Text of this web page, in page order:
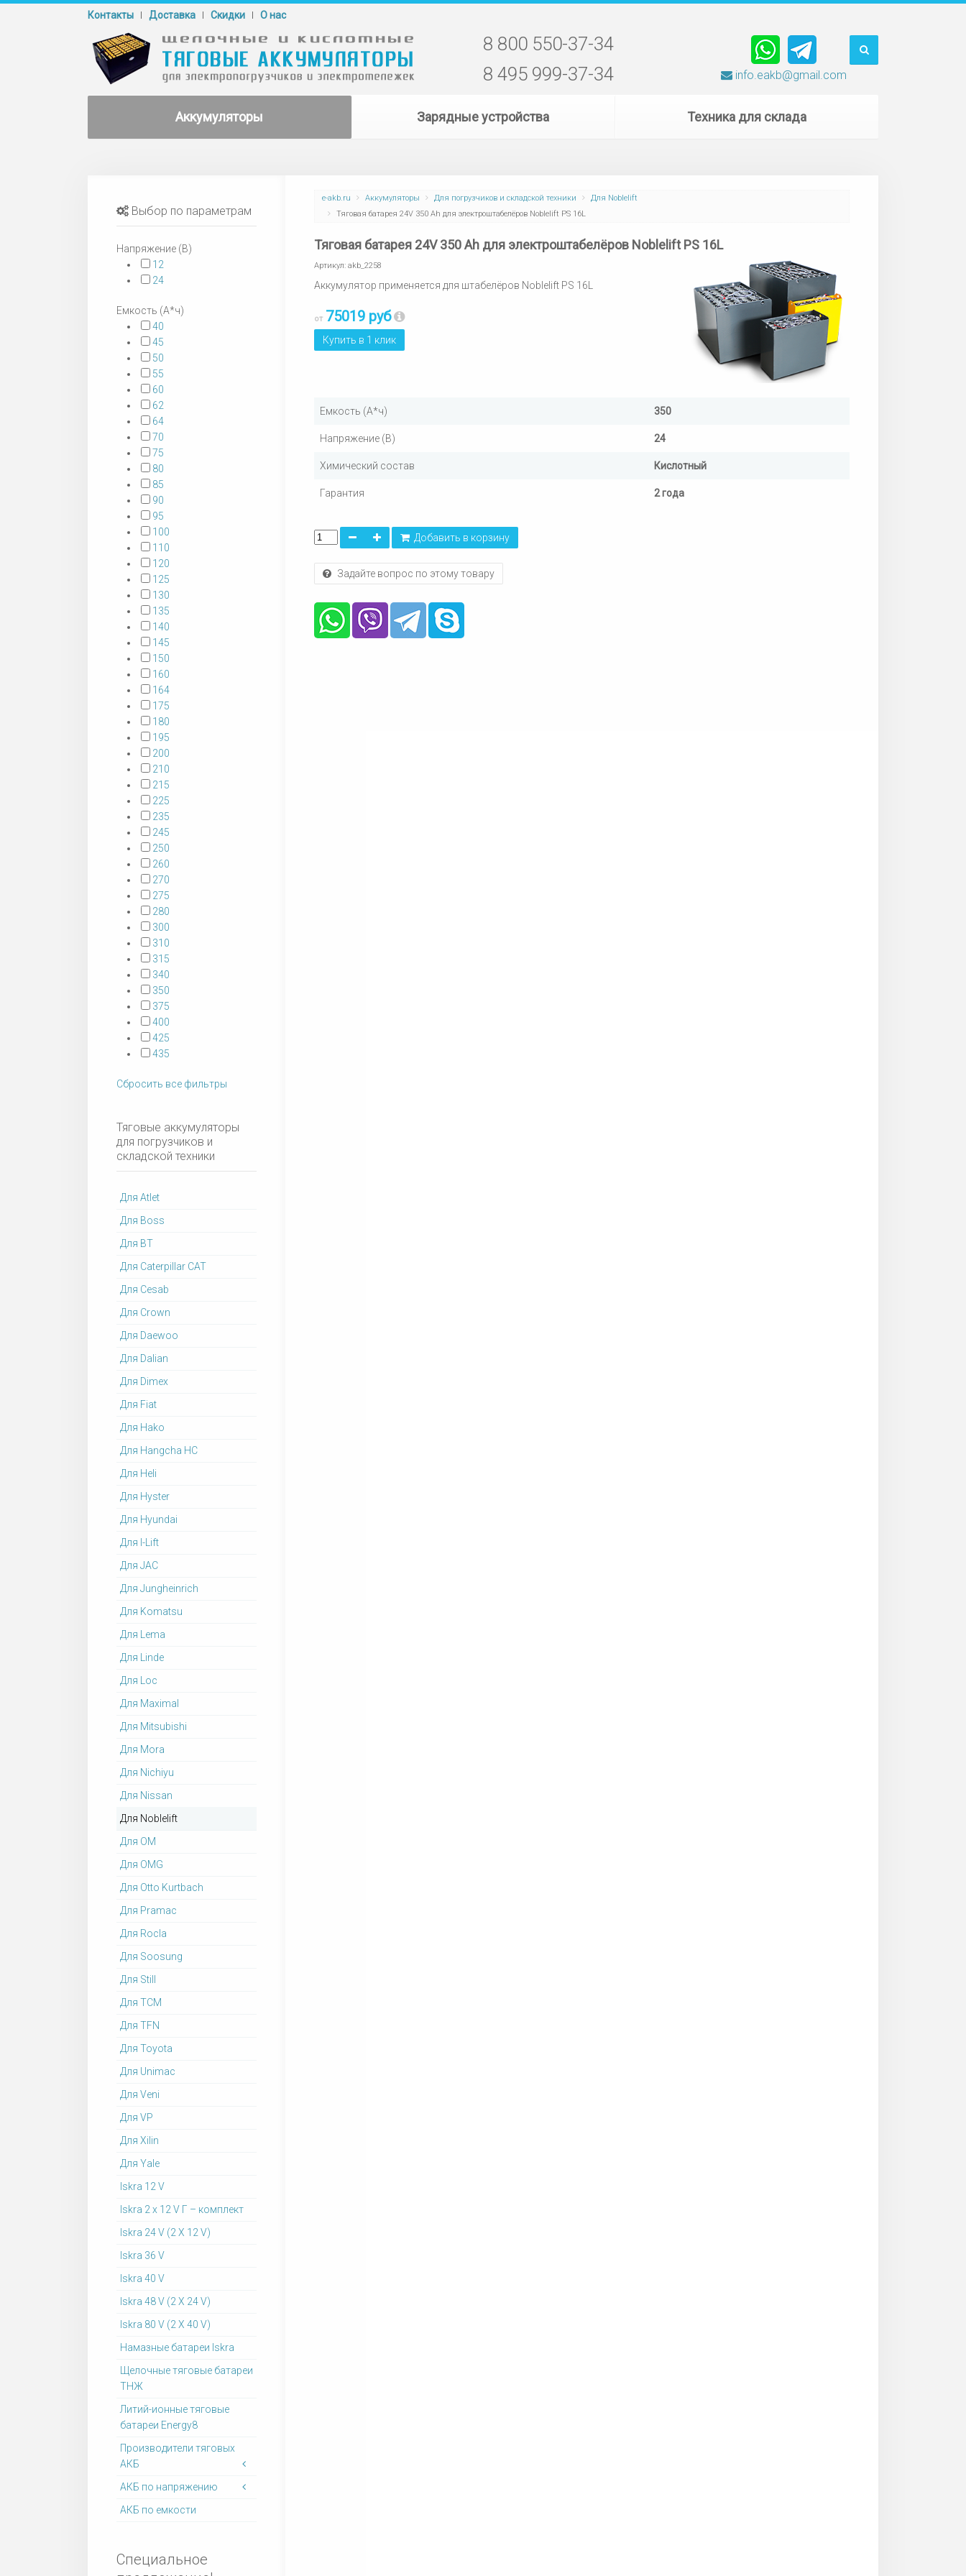
Контакты Доставка Cкидки О нас
8 800 550-37-34
8 495 999-37-34
info.eakb@gmail.com
Аккумуляторы Зарядные устройства Техника для склада
e-akb.ru Аккумуляторы Для погрузчиков и складской техники
Для Noblelift
Тяговая батарея 24V 350 Ah для электроштабелёров Noblelift PS 16L
Тяговая батарея 24V 350 Ah для электроштабелёров Noblelift PS 16L
Артикул: akb_2258
Аккумулятор применяется для штабелёров Noblelift PS 16L
от 75019 руб
Купить в 1 клик
Емкость (А*ч) 350
Напряжение (В) 24
Химический состав Кислотный
Гарантия 2 года
Добавить в корзину
Задайте вопрос по этому товару
Выбор по параметрам
Напряжение (В)
12
24
Емкость (А*ч)
40
45
50
55
60
62
64
70
75
80
85
90
95
100
110
120
125
130
135
140
145
150
160
164
175
180
195
200
210
215
225
235
245
250
260
270
275
280
300
310
315
340
350
375
400
425
435
Сбросить все фильтры
Тяговые аккумуляторы
для погрузчиков и
складской техники
Для Atlet
Для Boss
Для BT
Для Caterpillar CAT
Для Cesab
Для Crown
Для Daewoo
Для Dalian
Для Dimex
Для Fiat
Для Hako
Для Hangcha HC
Для Heli
Для Hyster
Для Hyundai
Для I-Lift
Для JAC
Для Jungheinrich
Для Komatsu
Для Lema
Для Linde
Для Loc
Для Maximal
Для Mitsubishi
Для Mora
Для Nichiyu
Для Nissan
Для Noblelift
Для OM
Для OMG
Для Otto Kurtbach
Для Pramac
Для Rocla
Для Soosung
Для Still
Для TCM
Для TFN
Для Toyota
Для Unimac
Для Veni
Для VP
Для Xilin
Для Yale
Iskra 12 V
Iskra 2 x 12 V Г – комплект
Iskra 24 V (2 X 12 V)
Iskra 36 V
Iskra 40 V
Iskra 48 V (2 X 24 V)
Iskra 80 V (2 X 40 V)
Намазные батареи Iskra
Щелочные тяговые батареи
ТНЖ
Литий-ионные тяговые
батареи Energy8
Производители тяговых
АКБ
АКБ по напряжению
АКБ по емкости
Специальное